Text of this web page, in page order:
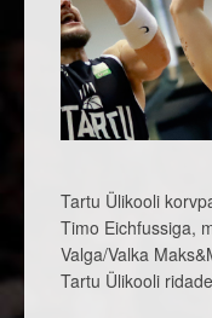
Tartu Ülikooli
Timo Eichfussiga,
Valga/Valka
Tartu Ülikooli